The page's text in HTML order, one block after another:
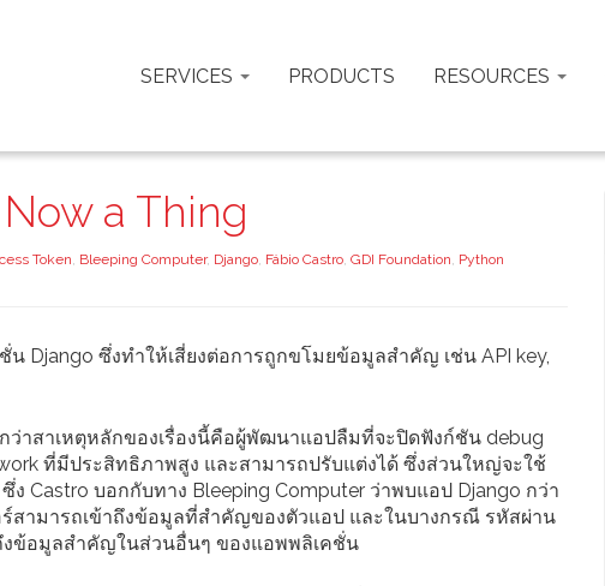
SERVICES PRODUCTS RESOURCES
a Thing
Token, Bleeping Computer, Django, Fábio Castro, GDI Foundation, Python
Django ซึ่งทำให้เสี่ยงต่อการถูกขโมยข้อมูลสำคัญ เช่น API key,
าสาเหตุหลักของเรื่องนี้คือผู้พัฒนาแอปลืมที่จะปิดฟังก์ชัน debug
ที่มีประสิทธิภาพสูง และสามารถปรับแต่งได้ ซึ่งส่วนใหญ่จะใช้
ง Castro บอกกับทาง Bleeping Computer ว่าพบแอป Django กว่า
สามารถเข้าถึงข้อมูลที่สำคัญของตัวแอป และในบางกรณี รหัสผ่าน
งข้อมูลสำคัญในส่วนอื่นๆ ของแอพพลิเคชั่น